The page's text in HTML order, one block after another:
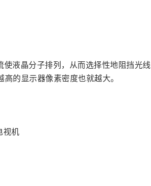
液晶分子排列，从而选择性地阻挡光
的显示器像素密度也就越大。
视机